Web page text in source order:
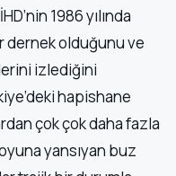
1986 yılında
dernek olduğunu ve
izlediğini
hapishane
çok çok daha fazla
yansıyan buz